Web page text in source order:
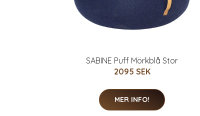
SABINE Puff Mörkblå Stor
2095 SEK
MER INFO!